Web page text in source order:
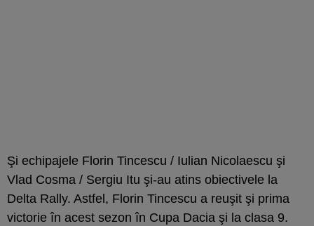
Şi echipajele Florin Tincescu / Iulian Nicolaescu şi
Vlad Cosma / Sergiu Itu şi-au atins obiectivele la
Delta Rally. Astfel, Florin Tincescu a reuşit şi prima
victorie în acest sezon în Cupa Dacia şi la clasa 9.